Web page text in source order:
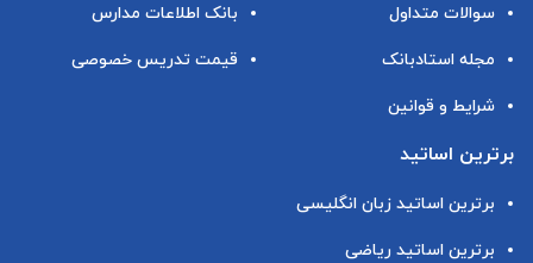
سوالات متداول
مجله استادبانک
شرایط و قوانین
بانک اطلاعات مدارس
قیمت تدریس خصوصی
برترین اساتید
برترین اساتید زبان انگلیسی
برترین اساتید ریاضی